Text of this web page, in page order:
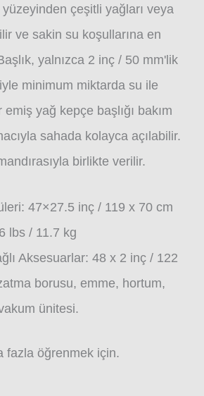
çeşitli yağları veya
ve sakin su koşullarına en
yalnızca 2 inç / 50 mm'lik
minimum miktarda su ile
emiş yağ kepçe başlığı bakım
sahada kolayca açılabilir.
birlikte verilir.
47×27.5 inç / 119 x 70 cm
lbs / 11.7 kg
Aksesuarlar: 48 x 2 inç / 122
borusu, emme, hortum,
ünitesi.
fazla öğrenmek için.